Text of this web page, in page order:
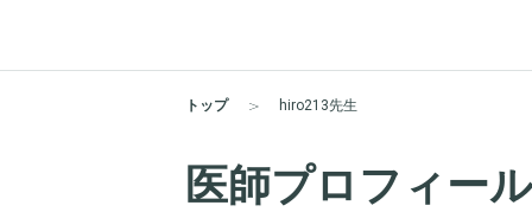
トップ hiro213先生
医師プロフィール